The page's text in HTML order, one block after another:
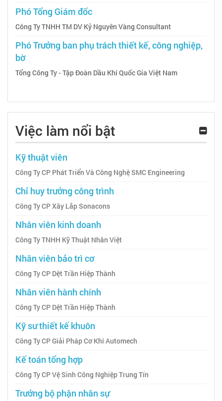
Phó Tổng Giám đốc
Công Ty TNHH TM DV Kỷ Nguyên Vàng Consultant
Phó Trưởng ban phụ trách thiết kế, công nghiệp,
bờ
Tổng Công Ty - Tập Đoàn Dầu Khí Quốc Gia Việt Nam
Việc làm nổi bật
Kỹ thuật viên
Công Ty CP Phát Triển Và Công Nghệ SMC Engineering
Chỉ huy trưởng công trình
Công Ty CP Xây Lắp Sonacons
Nhân viên kinh doanh
Công Ty TNHH Kỹ Thuật Nhân Việt
Nhân viên bảo trì cơ
Công Ty CP Dệt Trần Hiệp Thành
Nhân viên hành chính
Công Ty CP Dệt Trần Hiệp Thành
Kỹ sư thiết kế khuôn
Công Ty CP Giải Pháp Cơ Khí Automech
Kế toán tổng hợp
Công Ty CP Vệ Sinh Công Nghiệp Trung Tín
Trưởng bộ phận nhân sự